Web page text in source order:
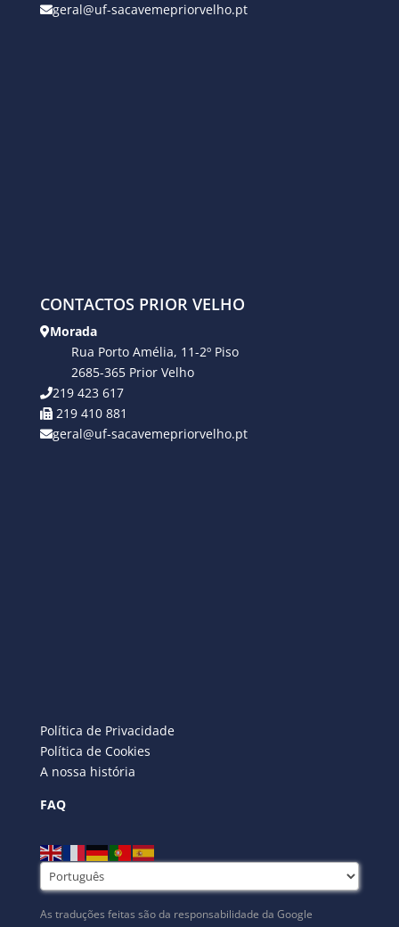
geral@uf-sacavemepriorvelho.pt
CONTACTOS PRIOR VELHO
Morada
Rua Porto Amélia, 11-2º Piso
2685-365 Prior Velho
219 423 617
219 410 881
geral@uf-sacavemepriorvelho.pt
Política de Privacidade
Política de Cookies
A nossa história
FAQ
As traduções feitas são da responsabilidade da Google